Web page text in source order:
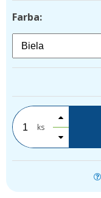
Farba:
ks